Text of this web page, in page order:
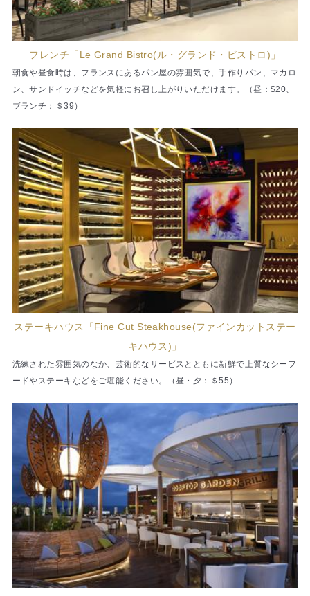
フレンチ「Le Grand Bistro(ル・グランド・ビストロ)」
朝食や昼食時は、フランスにあるパン屋の雰囲気で、手作りパン、マカロ
ン、サンドイッチなどを気軽にお召し上がりいただけます。（昼：$20、
ブランチ：＄39）
ステーキハウス「Fine Cut Steakhouse(ファインカットステー
キハウス)」
洗練された雰囲気のなか、芸術的なサービスとともに新鮮で上質なシーフ
ードやステーキなどをご堪能ください。（昼・夕：＄55）